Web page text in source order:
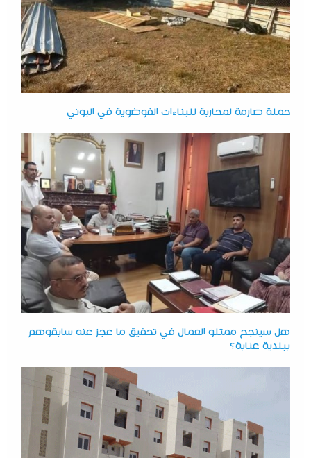
حملة صارمة لمحاربة للبناءات الفوضوية في البوني
هل سينجح ممثلو العمال في تحقيق ما عجز عنه سابقوهم
ببلدية عنابة؟